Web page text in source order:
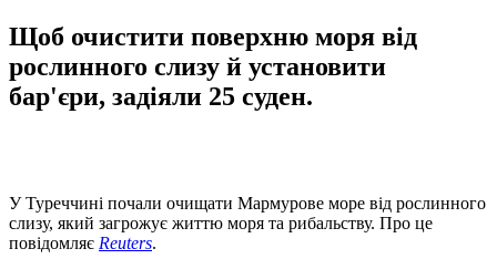
Щоб очистити поверхню моря від
рослинного слизу й установити
бар'єри, задіяли 25 суден.
У Туреччині почали очищати Мармурове море від рослинного
слизу, який загрожує життю моря та рибальству. Про це
повідомляє Reuters.